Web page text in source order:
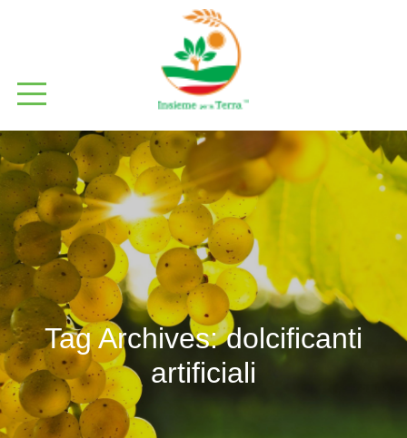
Tag Archives:dolcificanti
artificiali